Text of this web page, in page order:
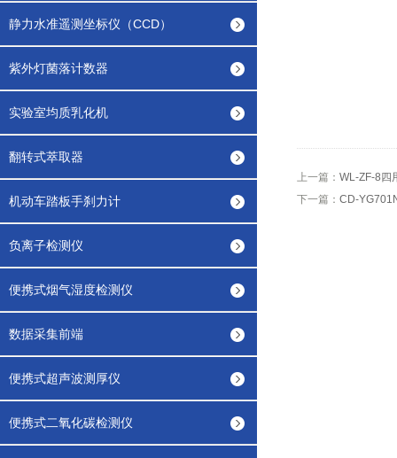
静力水准遥测坐标仪（CCD）
紫外灯菌落计数器
实验室均质乳化机
翻转式萃取器
机动车踏板手刹力计
负离子检测仪
便携式烟气湿度检测仪
数据采集前端
便携式超声波测厚仪
便携式二氧化碳检测仪
上一篇： WL-ZF-8四
下一篇： CD-